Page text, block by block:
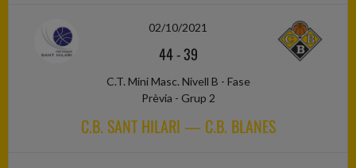
02/10/2021
44-39
C.T. Mini Masc. Nivell B - Fase
Prèvia - Grup 2
C.B. SANT HILARI — C.B. BLANES